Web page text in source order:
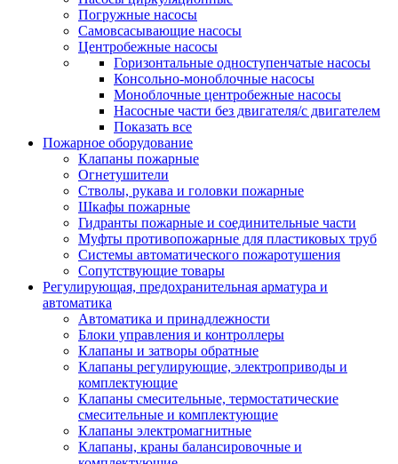
Погружные насосы
Самовсасывающие насосы
Центробежные насосы
Горизонтальные одноступенчатые насосы
Консольно-моноблочные насосы
Моноблочные центробежные насосы
Насосные части без двигателя/с двигателем
Показать все
Пожарное оборудование
Клапаны пожарные
Огнетушители
Стволы, рукава и головки пожарные
Шкафы пожарные
Гидранты пожарные и соединительные части
Муфты противопожарные для пластиковых труб
Системы автоматического пожаротушения
Сопутствующие товары
Регулирующая, предохранительная арматура и
автоматика
Автоматика и принадлежности
Блоки управления и контроллеры
Клапаны и затворы обратные
Клапаны регулирующие, электроприводы и
комплектующие
Клапаны смесительные, термостатические
смесительные и комплектующие
Клапаны электромагнитные
Клапаны, краны балансировочные и